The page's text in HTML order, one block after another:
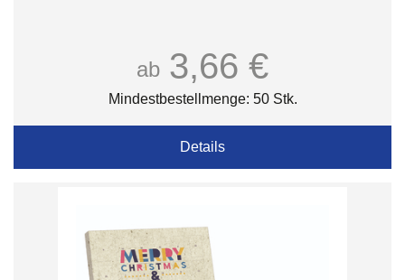
ab 3,66 €
Mindestbestellmenge: 50 Stk.
Details